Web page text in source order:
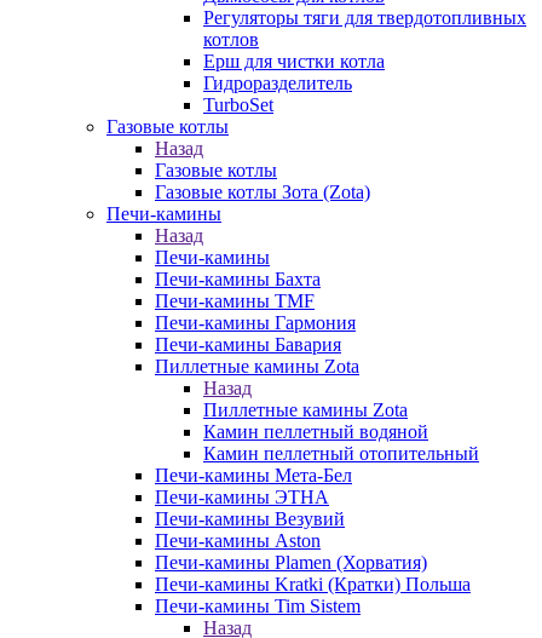
Регуляторы тяги для твердотопливных
котлов
Ерш для чистки котла
Гидроразделитель
TurboSet
Газовые котлы
Назад
Газовые котлы
Газовые котлы Зота (Zota)
Печи-камины
Назад
Печи-камины
Печи-камины Бахта
Печи-камины TMF
Печи-камины Гармония
Печи-камины Бавария
Пиллетные камины Zota
Назад
Пиллетные камины Zota
Камин пеллетный водяной
Камин пеллетный отопительный
Печи-камины Мета-Бел
Печи-камины ЭТНА
Печи-камины Везувий
Печи-камины Aston
Печи-камины Plamen (Хорватия)
Печи-камины Kratki (Кратки) Польша
Печи-камины Tim Sistem
Назад